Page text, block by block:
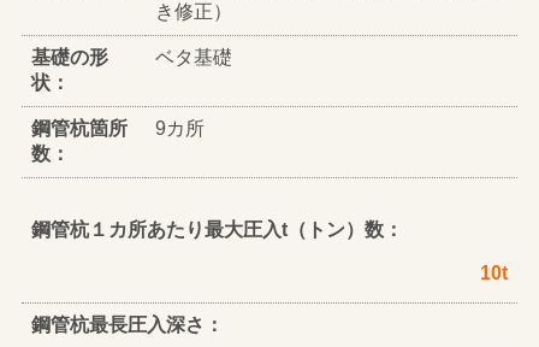
き修正）
基礎の形
状：
ベタ基礎
鋼管杭箇所
数：
9カ所
鋼管杭１カ所あたり最大圧入t（トン）数：
10t
鋼管杭最長圧入深さ：